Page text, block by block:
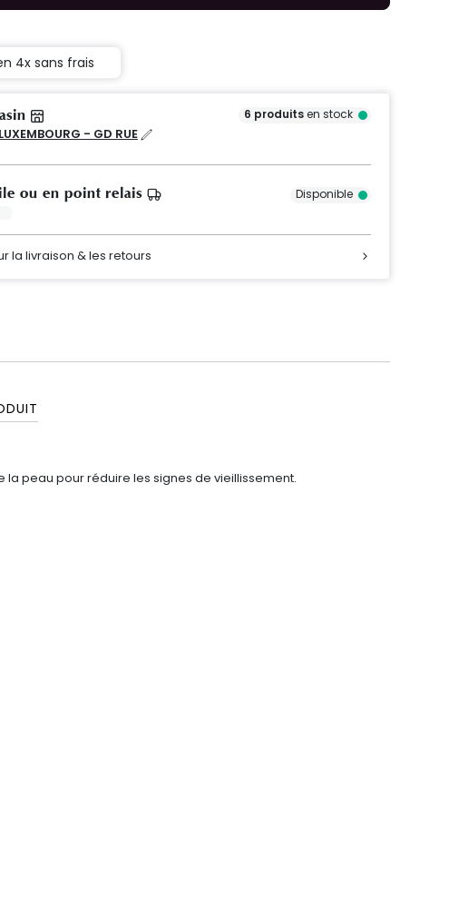
4x sans frais
6 produitsen stock
LUXEMBOURG - GD RUE
ou en point relais Disponible
la livraison & les retours
peau pour réduire les signes de vieillissement.